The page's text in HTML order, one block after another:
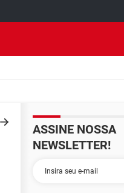
ASSINE NOSSA
NEWSLETTER!